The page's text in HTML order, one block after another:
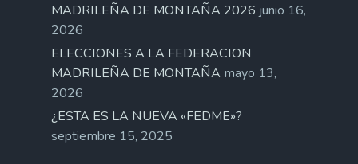
MADRILEÑA DE MONTAÑA 2026 junio 16,
2026
ELECCIONES A LA FEDERACION
MADRILEÑA DE MONTAÑA mayo 13,
2026
¿ESTA ES LA NUEVA «FEDME»?
septiembre 15, 2025